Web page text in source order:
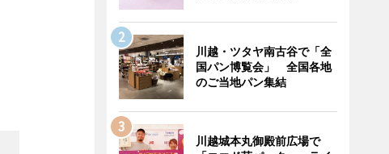
川越・ツタヤ南古谷で「全
国パン博覧会」 全国各地
のご当地パン集結
川越城本丸御殿前広場で